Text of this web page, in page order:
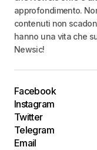
approfondimento.
contenuti non
hanno una vita che
Newsic!
Facebook
Instagram
Twitter
Telegram
Email